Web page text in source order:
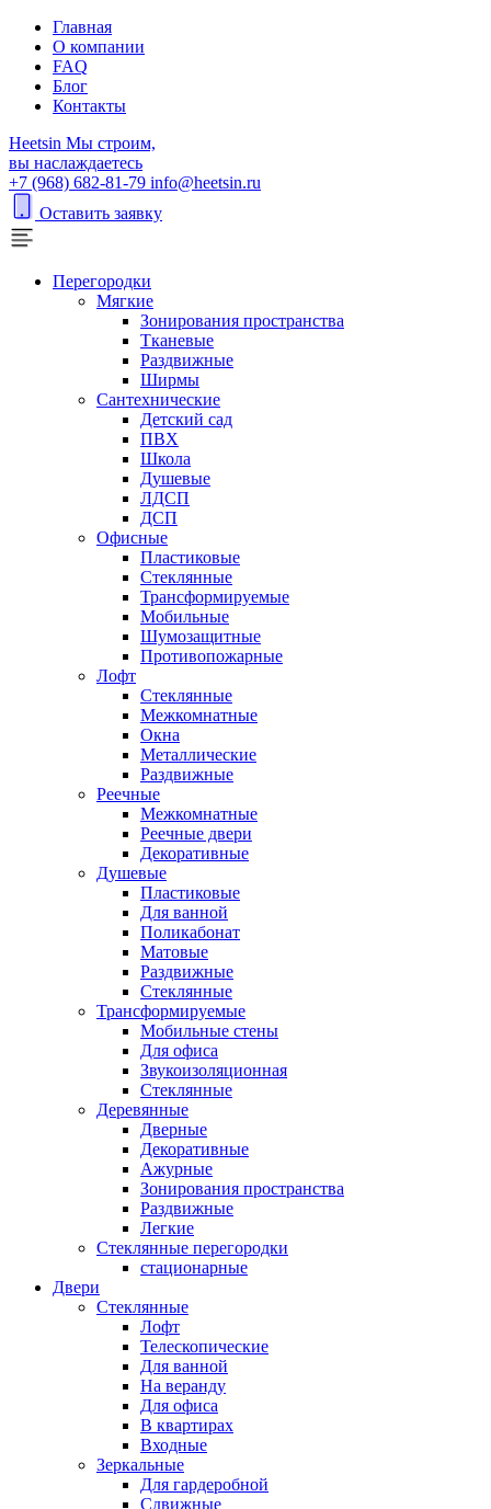
Главная
О компании
FAQ
Блог
Контакты
Heetsin Мы строим,
вы наслаждаетесь
+7 (968) 682-81-79 info@heetsin.ru
Оставить заявку
Перегородки
Мягкие
Зонирования пространства
Тканевые
Раздвижные
Ширмы
Сантехнические
Детский сад
ПВХ
Школа
Душевые
ЛДСП
ДСП
Офисные
Пластиковые
Стеклянные
Трансформируемые
Мобильные
Шумозащитные
Противопожарные
Лофт
Стеклянные
Межкомнатные
Окна
Металлические
Раздвижные
Реечные
Межкомнатные
Реечные двери
Декоративные
Душевые
Пластиковые
Для ванной
Поликабонат
Матовые
Раздвижные
Стеклянные
Трансформируемые
Мобильные стены
Для офиса
Звукоизоляционная
Стеклянные
Деревянные
Дверные
Декоративные
Ажурные
Зонирования пространства
Раздвижные
Легкие
Стеклянные перегородки
стационарные
Двери
Стеклянные
Лофт
Телескопические
Для ванной
На веранду
Для офиса
В квартирах
Входные
Зеркальные
Для гардеробной
Сдвижные